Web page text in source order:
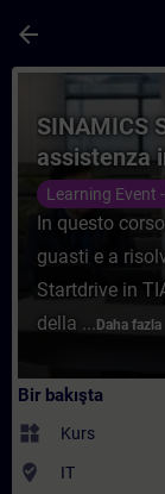
arrow_back
Kurs -
SINAMICS
assistenza
Learning Event
In questo
guasti e a
Startdrive in
della ... Daha fazla
Bir bakışta
widgets Kurs
where_to_vote IT